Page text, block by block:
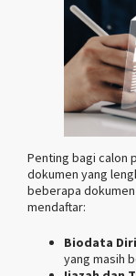
Penting bagi calon
dokumen yang
beberapa
mendaftar:
Biodata
yang masih